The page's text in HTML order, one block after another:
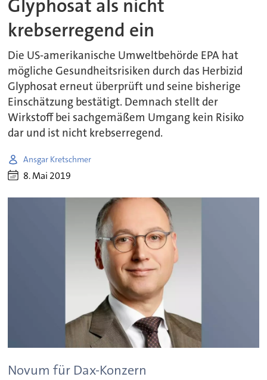
Glyphosat als nicht
krebserregend ein
Die US-amerikanische Umweltbehörde EPA hat
mögliche Gesundheitsrisiken durch das Herbizid
Glyphosat erneut überprüft und seine bisherige
Einschätzung bestätigt. Demnach stellt der
Wirkstoff bei sachgemäßem Umgang kein Risiko
dar und ist nicht krebserregend.
Ansgar Kretschmer
8. Mai 2019
Novum für Dax-Konzern